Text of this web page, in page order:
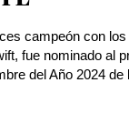
campeón con
fue nominado al
del Año 2024 de